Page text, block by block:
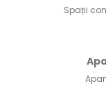
Spații